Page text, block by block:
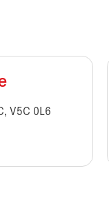
V5C 0L6